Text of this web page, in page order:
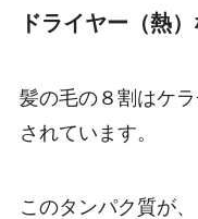
ドライヤー（熱
髪の毛の８割はケ
されています。
このタンパク質が